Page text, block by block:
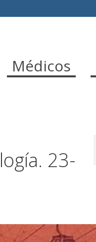
Médicos
23-